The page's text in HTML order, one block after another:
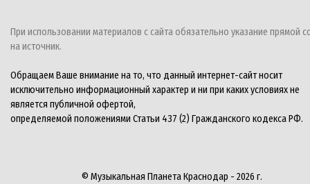
При использовании материалов с сайта обязательно указание прямой
на источник.
Обращаем Ваше внимание на то, что данный интернет-сайт носит
исключительно информационный характер и ни при каких условиях не
является публичной офертой,
определяемой положениями Статьи 437 (2) Гражданского кодекса РФ.
© Музыкальная Планета Краснодар - 2026 г.